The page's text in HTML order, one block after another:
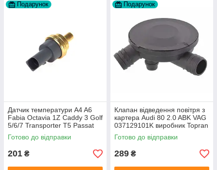
Подарунок
Датчик температури A4 A6
Fabia Octavia 1Z Caddy 3 Golf
5/6/7 Transporter T5 Passat
B6 (колір сірий)
Готово до відправки
201 ₴
Подарунок
Клапан відведення повітря з
картера Audi 80 2.0 ABK VAG
037129101K виробник Topran
Німеччина
Готово до відправки
289 ₴